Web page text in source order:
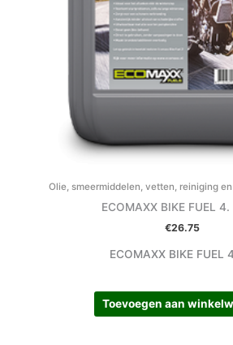
Olie, smeermiddelen, vetten, reiniging
ECOMAXX BIKE FUEL
€26.75
ECOMAXX BIKE FUEL
Toevoegen aan